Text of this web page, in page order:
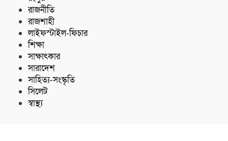
রাজনীতি
রাজশাহী
লাইফস্টাইল-ফিচার
শিক্ষা
সাক্ষাৎকার
সারাদেশ
সাহিত্য-সংস্কৃতি
সিলেট
স্বাস্থ্য